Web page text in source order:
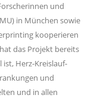
und
in München sowie
kooperieren
das Projekt bereits
ist, Herz-Kreislauf-
und
und in allen